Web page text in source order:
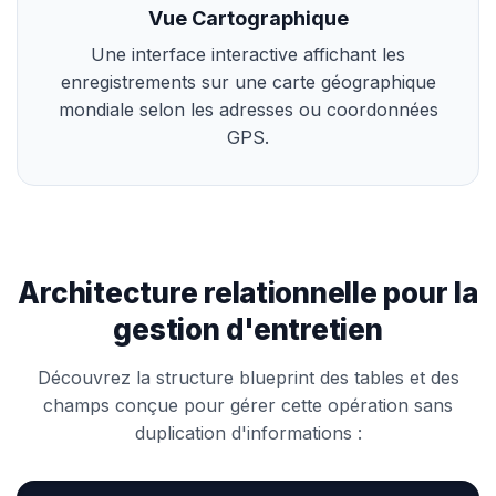
Vue Cartographique
Une interface interactive affichant les
enregistrements sur une carte géographique
mondiale selon les adresses ou coordonnées
GPS.
Architecture relationnelle pour la
gestion d'entretien
Découvrez la structure blueprint des tables et des
champs conçue pour gérer cette opération sans
duplication d'informations :